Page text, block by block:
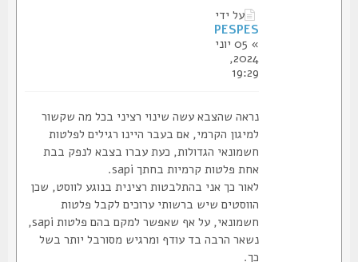
על ידי
PESPES
» 05 יוני
2024,
19:29
נראה שהצבא עשה שינוי רציני בכל מה שקשור
למיגון הקרמי, אם בעבר היינו רגילים לפלטות
חשמונאי הגדולות, כעת עברו בצבא לנפק בבת
אחת פלטות קרמיות בחתך sapi.
לאור כך אני בהתלבטות רצינית בנוגע לווסט, שכן
הווסטים שיש ברשותי ערוכים לקבל פלטות
חשמונאי, על אף שאפשר למקם בהם פלטות sapi,
נשאר הרבה בד עודף ומרגיש מסורבל יותר בשל